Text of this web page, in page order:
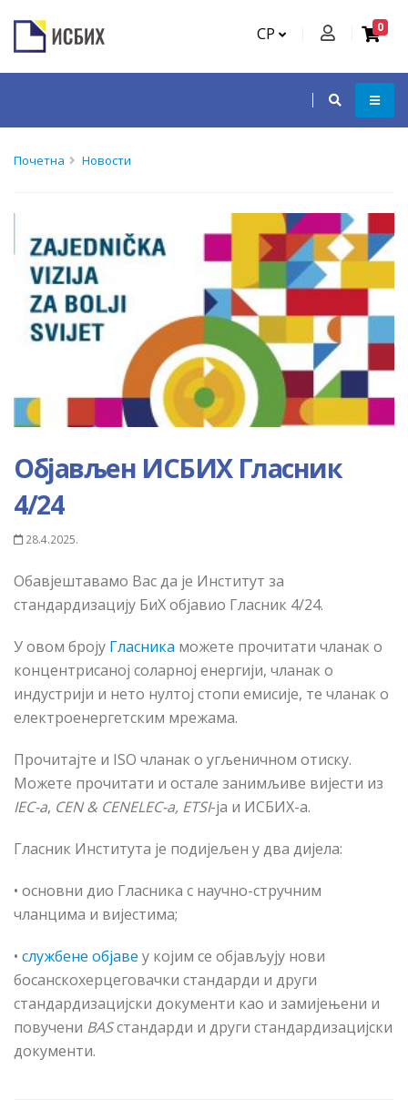
СР 0
Почетна Новости
Објављен ИСБИХ Гласник
4/24
28.4.2025.
Обавјештавамо Вас да је Институт за
стандардизацију БиХ објавио Гласник 4/24.
У овом броју Гласника можете прочитати чланак о
концентрисаној соларној енергији, чланак о
индустрији и нето нултој стопи емисије, те чланак о
електроенергетским мрежама.
Прочитајте и ISO чланак о угљеничном отиску.
Можете прочитати и остале занимљиве вијести из
IEC-а, CEN & CENELEC-а, ETSI-ја и ИСБИХ-а.
Гласник Института је подијељен у два дијела:
• основни дио Гласника с научно-стручним
чланцима и вијестима;
• службене објаве у којим се објављују нови
босанскохерцеговачки стандарди и други
стандардизацијски документи као и замијењени и
повучени BASстандарди и други стандардизацијски
документи.